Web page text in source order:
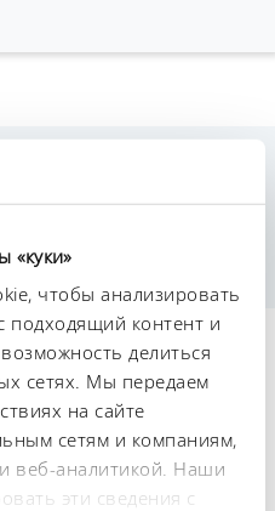
«куки»
чтобы анализировать
подходящий контент и
делиться
сетях. Мы передаем
на сайте
сетям и компаниям,
веб-аналитикой. Наши
эти сведения с
thread to inch thread
(согл.